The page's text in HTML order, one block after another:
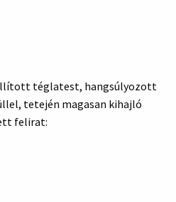
téglatest, hangsúlyozott
tetején magasan kihajló
felirat: